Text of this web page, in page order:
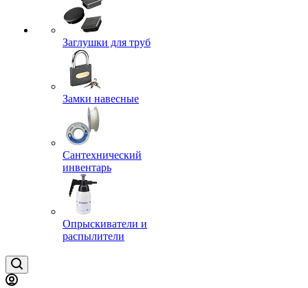
Заглушки для труб
Замки навесные
Сантехнический
инвентарь
Опрыскиватели и
распылители